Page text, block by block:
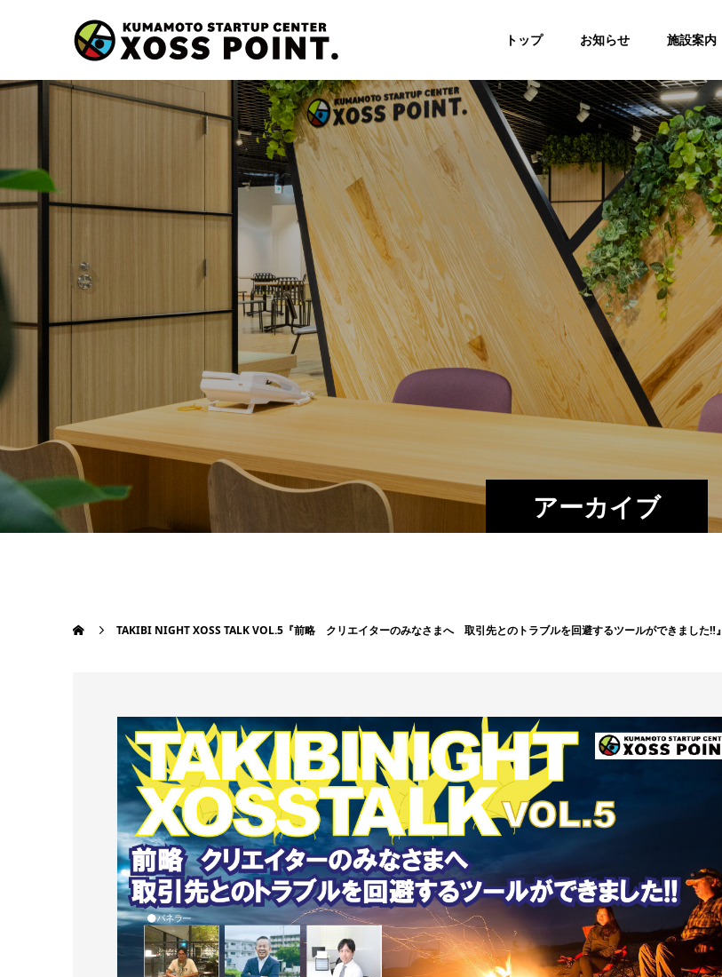
トップ お知らせ 施設案内
アーカイブ
TAKIBI NIGHT XOSS TALK VOL.5『前略 クリエイターのみなさまへ 取引先とのトラブルを回避するツールができました‼︎』